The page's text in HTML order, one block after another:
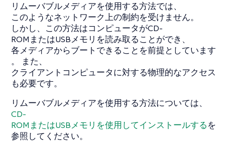
リムーバブルメディアを使用する方法では、
このようなネットワーク上の制約を受けません。
しかし、この方法はコンピュータがCD-
ROMまたはUSBメモリを読み取ることができ、
各メディアからブートできることを前提としています
。 また、
クライアントコンピュータに対する物理的なアクセス
も必要です。
リムーバブルメディアを使用する方法については、
CD-
ROMまたはUSBメモリを使用してインストールするを
参照してください。